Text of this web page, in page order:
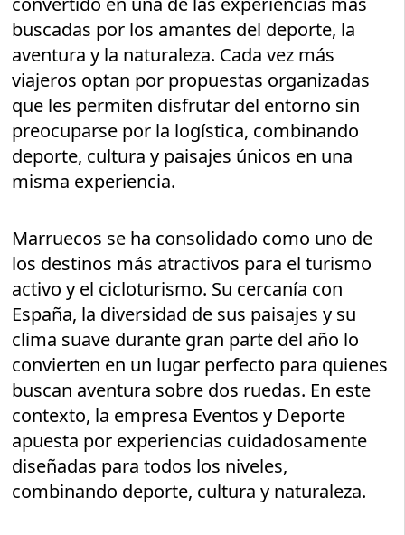
buscadas por los amantes del deporte, la
aventura y la naturaleza. Cada vez más
viajeros optan por propuestas organizadas
que les permiten disfrutar del entorno sin
preocuparse por la logística, combinando
deporte, cultura y paisajes únicos en una
misma experiencia.
Marruecos se ha consolidado como uno de
los destinos más atractivos para el turismo
activo y el cicloturismo. Su cercanía con
España, la diversidad de sus paisajes y su
clima suave durante gran parte del año lo
convierten en un lugar perfecto para quienes
buscan aventura sobre dos ruedas. En este
contexto, la empresa Eventos y Deporte
apuesta por experiencias cuidadosamente
diseñadas para todos los niveles,
combinando deporte, cultura y naturaleza.